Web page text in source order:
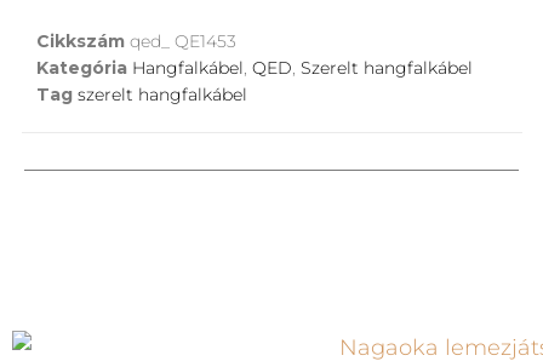
Cikkszám qed_ QE1453
Kategória Hangfalkábel, QED, Szerelt hangfalkábel
Tag szerelt hangfalkábel